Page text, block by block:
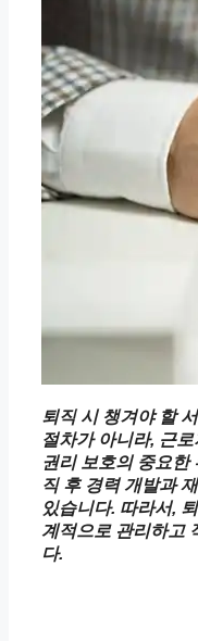
퇴직 시 챙겨야 할
절차가 아니라, 근
권리 보호의 중요한
직 후 경력 개발과
있습니다. 따라서,
계적으로 관리하고
다.